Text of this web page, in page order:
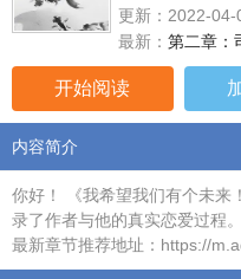
更新：2022-
最新： 第二章：
开始阅读
内容简介
你好！ 《我希望我们有个未来
录了作者与他的真实恋爱过程。
最新章节推荐地址：https://